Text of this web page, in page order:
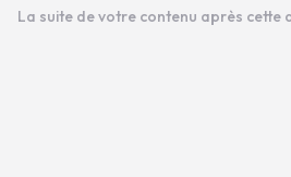
La suite de votre contenu après cette